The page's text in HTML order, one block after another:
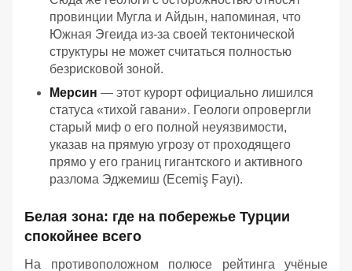
провинции Мугла и Айдын, напоминая, что
Южная Эгеида из-за своей тектонической
структуры не может считаться полностью
безрисковой зоной.
Мерсин — этот курорт официально лишился
статуса «тихой гавани». Геологи опровергли
старый миф о его полной неуязвимости,
указав на прямую угрозу от проходящего
прямо у его границ гигантского и активного
разлома Эджемиш (Ecemiş Fayı).
Белая зона: где на побережье Турции
спокойнее всего
На противоположном полюсе рейтинга учёные